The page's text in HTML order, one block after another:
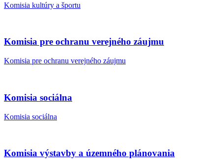
Komisia kultúry a športu
Komisia pre ochranu verejného záujmu
Komisia pre ochranu verejného záujmu
Komisia sociálna
Komisia sociálna
Komisia výstavby a územného plánovania